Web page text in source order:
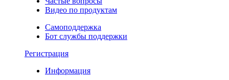
Видео по продуктам
Самоподдержка
Бот службы поддержки
Регистрация
Информация